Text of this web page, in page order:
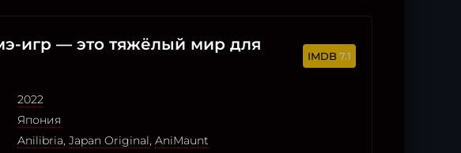
игр — это тяжёлый мир для
7.1
2022
Япония
Anilibria, Japan Original, AniMaunt